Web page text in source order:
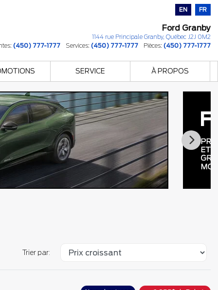
EN FR
Ford Granby
1144 rue Principale Granby, Québec J2J 0M2
(450) 777-1777 Services: (450) 777-1777 Pièces: (450) 777-1777
SERVICE À PROPOS
Trier par: